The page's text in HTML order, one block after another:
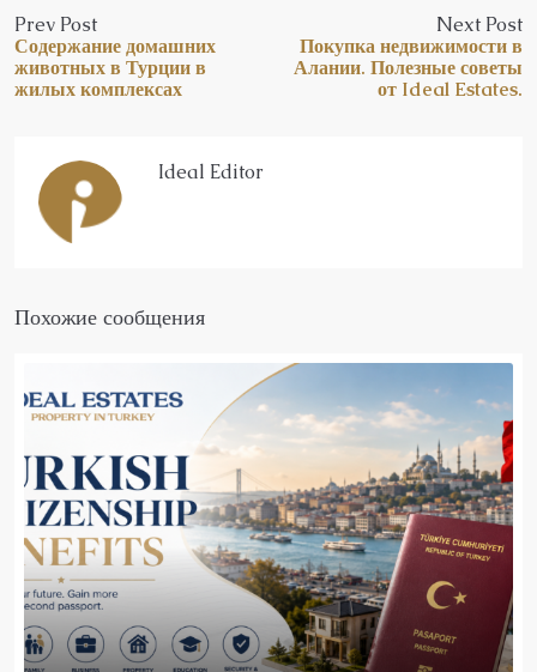
Prev Post
Содержание домашних
животных в Турции в
жилых комплексах
Next Post
Покупка недвижимости в
Алании. Полезные советы
от Ideal Estates.
Ideal Editor
Похожие сообщения